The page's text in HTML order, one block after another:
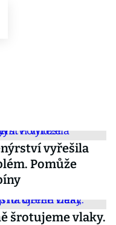
vyřešila
Pomůže
šrotujeme vlaky.